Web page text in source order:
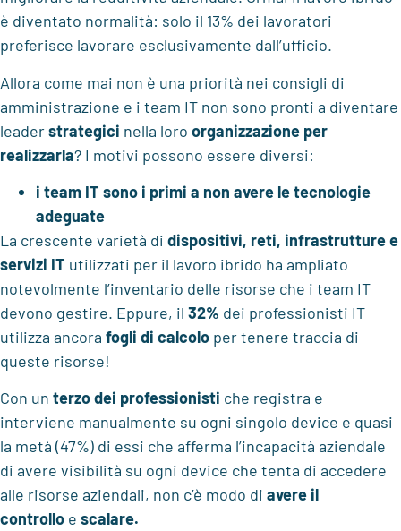
è diventato normalità: solo il 13% dei lavoratori
preferisce lavorare esclusivamente dall’ufficio.
Allora come mai non è una priorità nei consigli di
amministrazione e i team IT non sono pronti a diventare
leaderstrategici nella loro organizzazione per
realizzarla? I motivi possono essere diversi:
i team IT sono i primi a non avere le tecnologie
adeguate
La crescente varietà di dispositivi, reti, infrastrutturee
servizi IT utilizzati per il lavoro ibrido ha ampliato
notevolmente l’inventario delle risorse che i team IT
devono gestire. Eppure, il 32% dei professionisti IT
utilizza ancora fogli di calcolo per tenere traccia di
queste risorse!
Con un terzo dei professionisti che registra e
interviene manualmente su ogni singolo device e quasi
la metà (47%) di essi che afferma l’incapacità aziendale
di avere visibilità su ogni device che tenta di accedere
alle risorse aziendali, non c’è modo di avere il
controllo e scalare.